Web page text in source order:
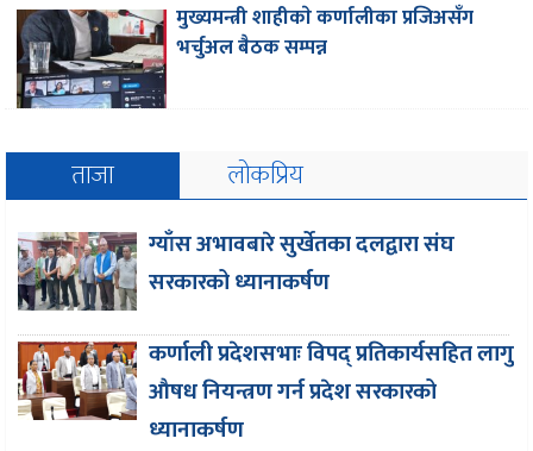
मुख्यमन्त्री शाहीकाे कर्णालीका प्रजिअसँग
भर्चुअल बैठक सम्पन्न
ताजा लोकप्रिय
ग्याँस अभावबारे सुर्खेतका दलद्वारा संघ
सरकारको ध्यानाकर्षण
कर्णाली प्रदेशसभाः विपद् प्रतिकार्यसहित लागु
औषध नियन्त्रण गर्न प्रदेश सरकारको
ध्यानाकर्षण